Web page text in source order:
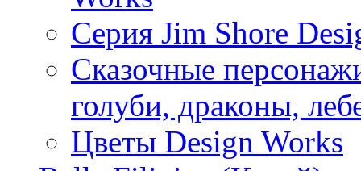
Серия Jim Shore
Сказочные
голуби, драконы,
Цветы Design Works